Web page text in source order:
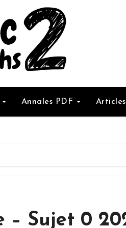
Annales PDF Articles
– Sujet 0